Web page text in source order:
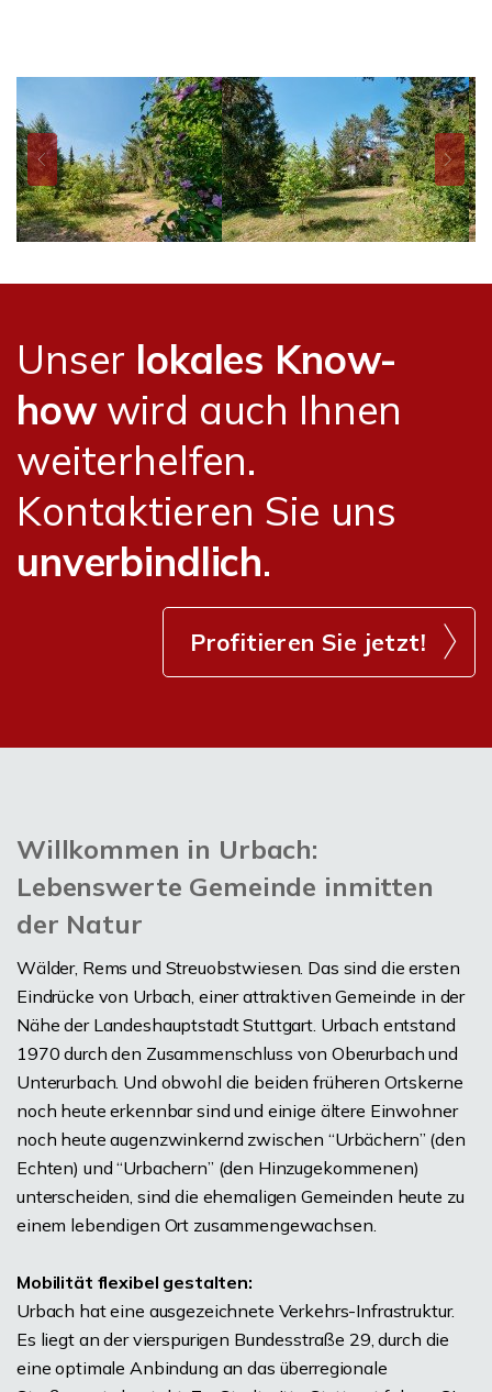
Unser lokales Know-
howwird auch Ihnen
weiterhelfen.
Kontaktieren Sie uns
unverbindlich.
Profitieren Sie jetzt!
Willkommen in Urbach:
Lebenswerte Gemeinde inmitten
der Natur
Wälder, Rems und Streuobstwiesen. Das sind die ersten
Eindrücke von Urbach, einer attraktiven Gemeinde in der
Nähe der Landeshauptstadt Stuttgart. Urbach entstand
1970 durch den Zusammenschluss von Oberurbach und
Unterurbach. Und obwohl die beiden früheren Ortskerne
noch heute erkennbar sind und einige ältere Einwohner
noch heute augenzwinkernd zwischen “Urbächern” (den
Echten) und “Urbachern” (den Hinzugekommenen)
unterscheiden, sind die ehemaligen Gemeinden heute zu
einem lebendigen Ort zusammengewachsen.
Mobilität flexibel gestalten:
Urbach hat eine ausgezeichnete Verkehrs-Infrastruktur.
Es liegt an der vierspurigen Bundesstraße 29, durch die
eine optimale Anbindung an das überregionale